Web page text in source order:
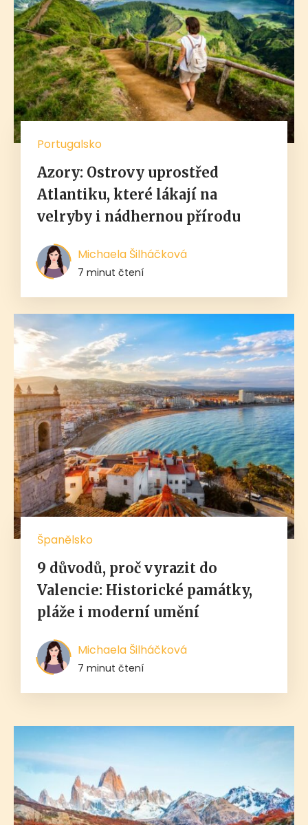
Portugalsko
Azory: Ostrovy uprostřed
Atlantiku, které lákají na
velryby i nádhernou přírodu
Michaela Šilháčková
7 minut čtení
Španělsko
9 důvodů, proč vyrazit do
Valencie: Historické památky,
pláže i moderní umění
Michaela Šilháčková
7 minut čtení